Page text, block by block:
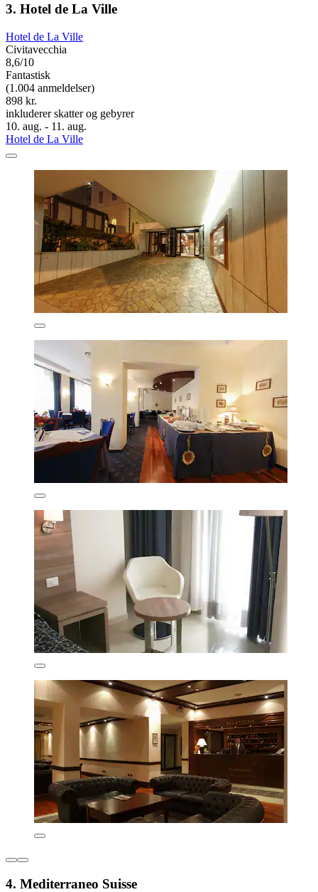
3. Hotel de La Ville
Hotel de La Ville
Civitavecchia
8,6/10
Fantastisk
(1.004 anmeldelser)
898 kr.
inkluderer skatter og gebyrer
10. aug. - 11. aug.
Hotel de La Ville
4. Mediterraneo Suisse